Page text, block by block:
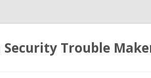
Trouble